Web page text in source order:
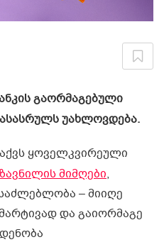
გაორმაგებული
უახლოვდება.
ყოველკვირეული
მიმღები,
– მიიღე
და გაიორმაგე